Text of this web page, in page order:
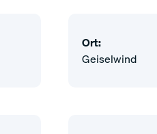
Ort:
Geiselwind